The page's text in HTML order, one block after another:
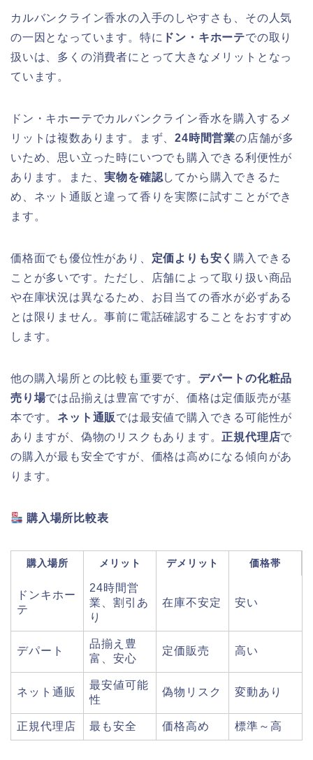
カルバンクライン香水の入手のしやすさも、その人気
の一因となっています。特に ドン・キホーテでの取り
扱いは、多くの消費者にとって大きなメリットとなっ
ています。
ドン・キホーテでカルバンクライン香水を購入するメ
リットは複数あります。まず、24時間営業の店舗が多
いため、思い立った時にいつでも購入できる利便性が
あります。また、実物を確認してから購入できるた
め、ネット通販と違って香りを実際に試すことができ
ます。
価格面でも優位性があり、 定価よりも安く 購入できる
ことが多いです。ただし、店舗によって取り扱い商品
や在庫状況は異なるため、お目当ての香水が必ずある
とは限りません。事前に電話確認することをおすすめ
します。
他の購入場所との比較も重要です。 デパートの化粧品
売り場では品揃えは豊富ですが、価格は定価販売が基
本です。ネット通販では最安値で購入できる可能性が
ありますが、偽物のリスクもあります。 正規代理店で
の購入が最も安全ですが、価格は高めになる傾向があ
ります。
購入場所比較表
購入場所 メリット デメリット 価格帯
ドンキホー
テ
24時間営
業、割引あ
り
在庫不安定 安い
デパート
品揃え豊
富、安心
定価販売 高い
ネット通販
最安値可能
性
偽物リスク 変動あり
正規代理店 最も安全 価格高め 標準～高